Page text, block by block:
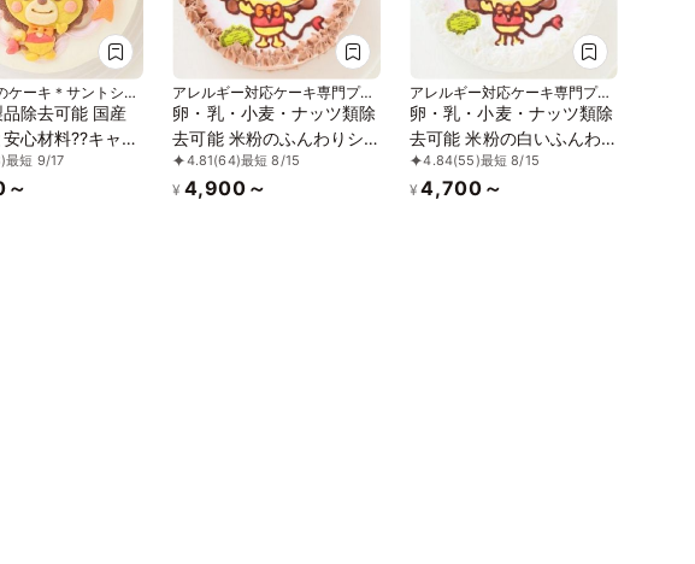
ケーキ＊サントシャ
除去可能 国産
心材料??キャラ
キーのデコレー
キ 4号 12cm
最短 9/17
アレルギー対応ケーキ専門プテ
ィパ
卵・乳・小麦・ナッツ類除
去可能 米粉のふんわりシ
ョコラ イラストケーキ
（キャラクター1体のみ）
4.81(64)最短 8/15
¥ 4,900～
アレルギー対応ケーキ専門プテ
ィパ
卵・乳・小麦・ナッツ類除
去可能 米粉の白いふんわ
りデコレーション イラス
トケーキ（キャラクター1
4.84(55)最短 8/15
¥ 4,700～